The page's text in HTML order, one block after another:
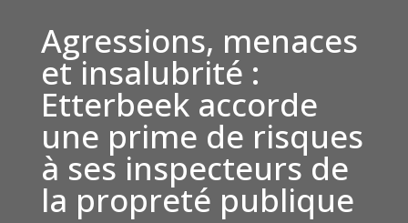
Agressions, menaces
et insalubrité :
Etterbeek accorde
une prime de risques
à ses inspecteurs de
la propreté publique